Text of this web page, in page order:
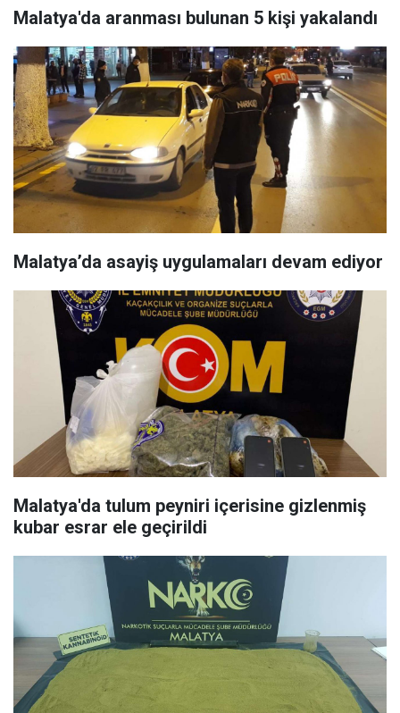
Malatya'da aranması bulunan 5 kişi yakalandı
Malatya’da asayiş uygulamaları devam ediyor
Malatya'da tulum peyniri içerisine gizlenmiş
kubar esrar ele geçirildi